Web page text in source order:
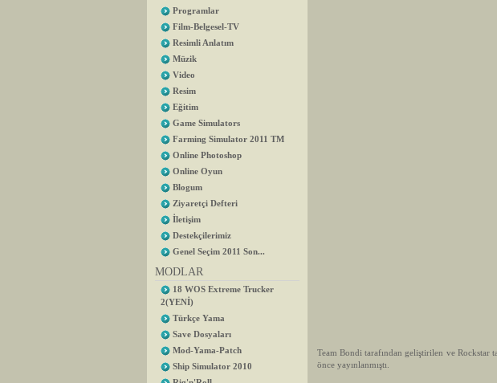
Programlar
Film-Belgesel-TV
Resimli Anlatım
Müzik
Video
Resim
Eğitim
Game Simulators
Farming Simulator 2011 TM
Online Photoshop
Online Oyun
Blogum
Ziyaretçi Defteri
İletişim
Destekçilerimiz
Genel Seçim 2011 Son...
MODLAR
18 WOS Extreme Trucker
2(YENİ)
Türkçe Yama
Save Dosyaları
Mod-Yama-Patch
Ship Simulator 2010
Team Bondi tarafından geliştirilen ve Rockstar
önce yayınlanmıştı.